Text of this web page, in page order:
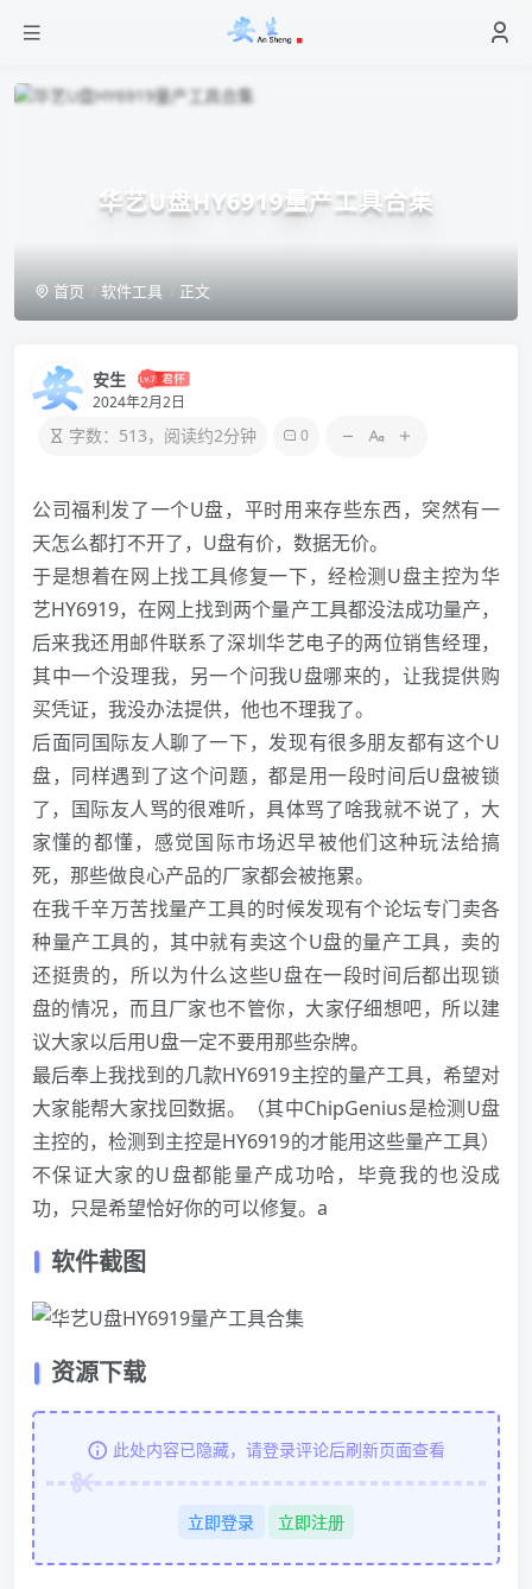
华艺U盘HY6919量产工具合集
首页 软件工具 正文
安生
2024年2月2日
字数：513，阅读约2分钟 0
公司福利发了一个U盘，平时用来存些东西，突然有一
天怎么都打不开了， U盘有价，数据无价。
于是想着在网上找工具修复一下，经检测U盘主控为华
艺HY6919，在网上找到两个量产工具都没法成功量产，
后来我还用邮件联系了深圳华艺电子的两位销售经理，
其中一个没理我，另一个问我U盘哪来的，让我提供购
买凭证，我没办法提供，他也不理我了。
后面同国际友人聊了一下，发现有很多朋友都有这个U
盘，同样遇到了这个问题，都是用一段时间后U盘被锁
了，国际友人骂的很难听，具体骂了啥我就不说了，大
家懂的都懂，感觉国际市场迟早被他们这种玩法给搞
死，那些做良心产品的厂家都会被拖累。
在我千辛万苦找量产工具的时候发现有个论坛专门卖各
种量产工具的，其中就有卖这个U盘的量产工具，卖的
还挺贵的，所以为什么这些U盘在一段时间后都出现锁
盘的情况，而且厂家也不管你，大家仔细想吧，所以建
议大家以后用U盘一定不要用那些杂牌。
最后奉上我找到的几款HY6919主控的量产工具，希望对
大家能帮大家找回数据。（其中ChipGenius是检测U盘
主控的，检测到主控是HY6919的才能用这些量产工具）
不保证大家的U盘都能量产成功哈，毕竟我的也没成
功，只是希望恰好你的可以修复。a
软件截图
资源下载
此处内容已隐藏，请登录评论后刷新页面查看
立即登录 立即注册